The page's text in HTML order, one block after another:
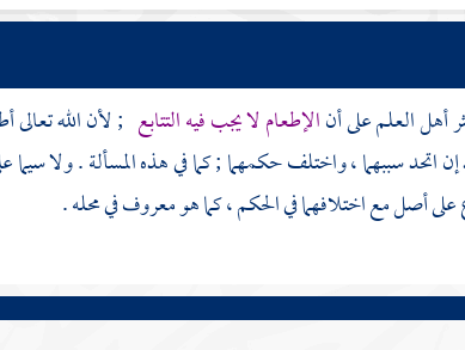
أهل العلم على أنالإطعام لا يجب فيه التتابع ; لأن الله تعالى
اتحد سببهما ، واختلف حكمهما ; كما في هذه المسألة . ولا
على أصل مع اختلافهما في الحكم ، كما هو معروف في محله .